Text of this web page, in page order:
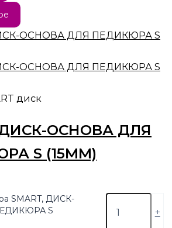
диск
ДИСК-ОСНОВА ДЛЯ
S (15ММ)
SMART, ДИСК-
S
+